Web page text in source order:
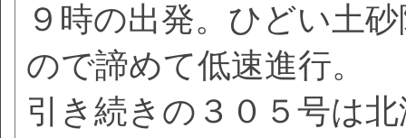
９時の出発。ひどい土
ので諦めて低速進行。
引き続きの３０５号は